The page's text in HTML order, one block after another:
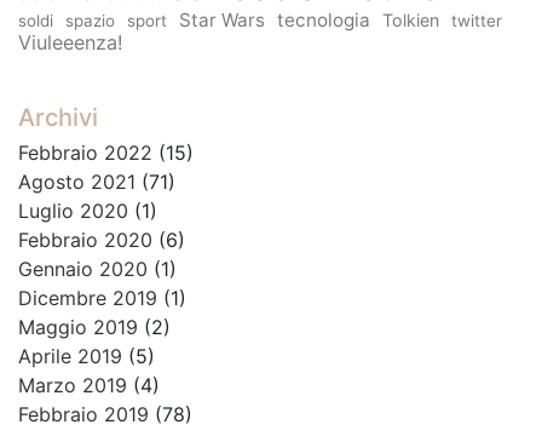
soldi spazio sport Star Wars tecnologia Tolkien twitter
Viuleeenza!
Archivi
Febbraio 2022 (15)
Agosto 2021 (71)
Luglio 2020 (1)
Febbraio 2020 (6)
Gennaio 2020 (1)
Dicembre 2019 (1)
Maggio 2019 (2)
Aprile 2019 (5)
Marzo 2019 (4)
Febbraio 2019 (78)